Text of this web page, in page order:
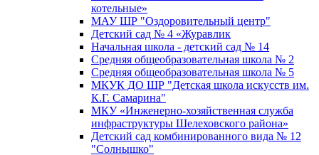
котельные»
МАУ ШР "Оздоровительный центр"
Детский сад № 4 «Журавлик
Начальная школа - детский сад № 14
Средняя общеобразовательная школа № 2
Средняя общеобразовательная школа № 5
МКУК ДО ШР "Детская школа искусств им.
К.Г. Самарина"
МКУ «Инженерно-хозяйственная служба
инфраструктуры Шелеховского района»
Детский сад комбинированного вида № 12
"Солнышко"